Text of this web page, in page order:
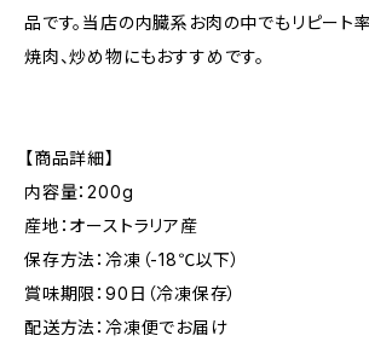
品です。当店の内臓系お肉の中でもリピート
焼肉、炒め物にもおすすめです。
【商品詳細】
内容量：200g
産地：オーストラリア産
保存方法：冷凍（-18℃以下）
賞味期限：90日（冷凍保存）
配送方法：冷凍便でお届け